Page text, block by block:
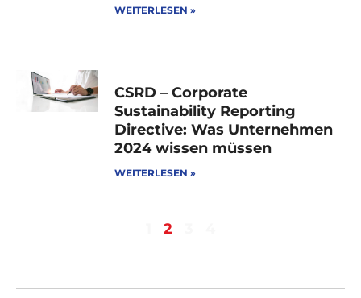
WEITERLESEN »
CSRD – Corporate
Sustainability Reporting
Directive: Was Unternehmen
2024 wissen müssen
WEITERLESEN »
2